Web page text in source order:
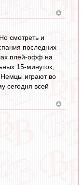
смотреть и
последних
плей-офф на
15-минуток,
играют во
сегодня всей